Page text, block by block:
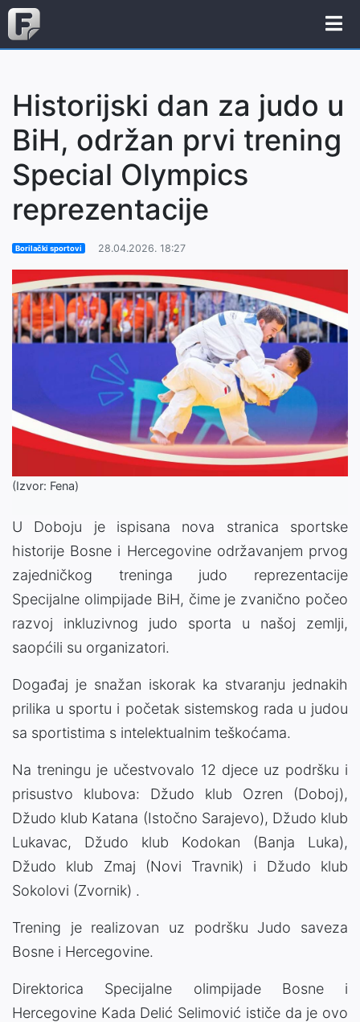
Historijski dan za judo u
BiH, održan prvi trening
Special Olympics
reprezentacije
Borilački sportovi 28.04.2026. 18:27
(Izvor: Fena)
U Doboju je ispisana nova stranica sportske
historije Bosne i Hercegovine održavanjem prvog
zajedničkog treninga judo reprezentacije
Specijalne olimpijade BiH, čime je zvanično počeo
razvoj inkluzivnog judo sporta u našoj zemlji,
saopćili su organizatori.
Događaj je snažan iskorak ka stvaranju jednakih
prilika u sportu i početak sistemskog rada u judou
sa sportistima s intelektualnim teškoćama.
Na treningu je učestvovalo 12 djece uz podršku i
prisustvo klubova: Džudo klub Ozren (Doboj),
Džudo klub Katana (Istočno Sarajevo), Džudo klub
Lukavac, Džudo klub Kodokan (Banja Luka),
Džudo klub Zmaj (Novi Travnik) i Džudo klub
Sokolovi (Zvornik) .
Trening je realizovan uz podršku Judo saveza
Bosne i Hercegovine.
Direktorica Specijalne olimpijade Bosne i
Hercegovine Kada Delić Selimović ističe da je ovo